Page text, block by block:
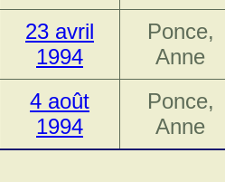
23 avril
1994
Ponce,
Anne
4 août
1994
Ponce,
Anne